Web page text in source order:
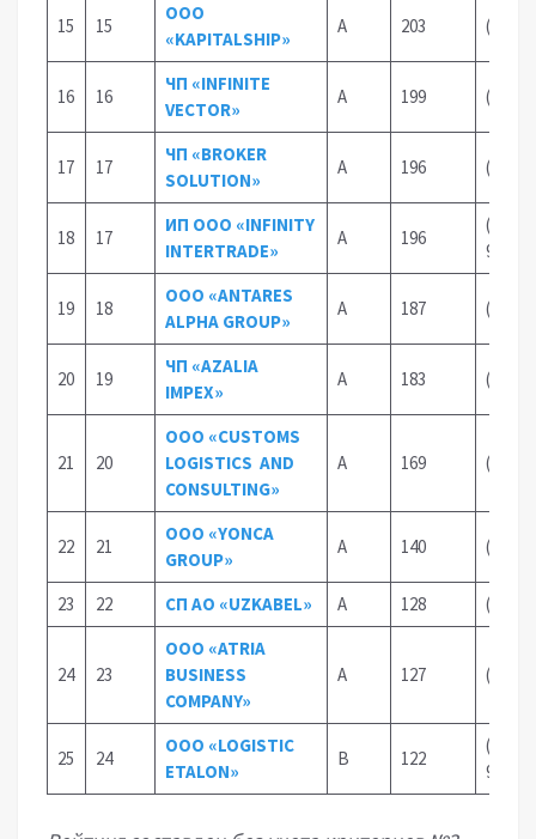
15 15
OOO
«KAPITALSHIP»
А 203
16 16
ЧП «INFINITE
VECTOR»
А 199 (97)
17 17
ЧП «BROKER
SOLUTION»
А 196 (90)
18 17
ИП ООО «INFINITY
INTERTRADE»
А 196
(97)
92
19 18
ООО «ANTARES
ALPHA GROUP»
А 187
20 19
ЧП «AZALIA
IMPEX»
А 183
21 20
ООО «CUSTOMS
LOGISTICS AND
CONSULTING»
А 169
22 21
ООО «YONCA
GROUP»
А 140
23 22 СП АО «UZKABEL» А 128
24 23
ООО «ATRIA
BUSINESS
COMPANY»
А 127 (90)
25 24
ООО «LOGISTIC
ETALON»
В 122
(99)
98